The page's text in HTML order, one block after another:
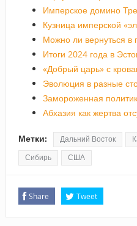
Имперское домино
Кузница имперской
Можно ли вернуться в
Итоги 2024 года в
«Добрый царь» с
Эволюция в разные
Замороженная
Абхазия как жертва
Метки: Дальний Восток
Сибирь США
Share Tweet